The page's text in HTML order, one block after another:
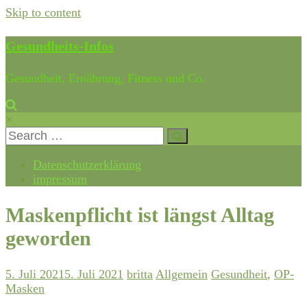
Skip to content
Gesundheits-Infos
Gesundheit, Ernährung, Fitness und Co.
×
Datenschutzerklärung
impressum
Maskenpflicht ist längst Alltag
geworden
5. Juli 2021 5. Juli 2021 britta Allgemein Gesundheit, OP-
Masken